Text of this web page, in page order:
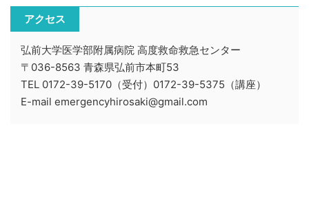
アクセス
弘前大学医学部附属病院 高度救命救急センター
〒036-8563 青森県弘前市本町53
TEL 0172-39-5170（受付）0172-39-5375（講座）
E-mail emergencyhirosaki@gmail.com